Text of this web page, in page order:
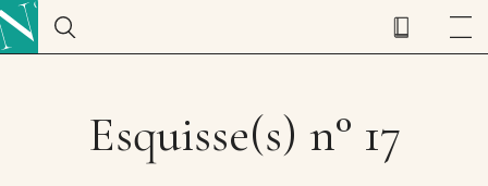
Esquisse(s) n° 17